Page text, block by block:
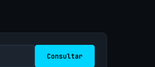
Consultar